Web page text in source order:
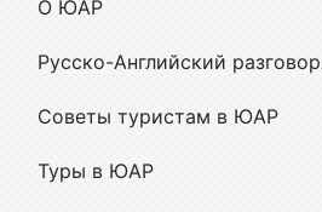
О ЮАР
Русско-Английский
Советы туристам в ЮАР
Туры в ЮАР